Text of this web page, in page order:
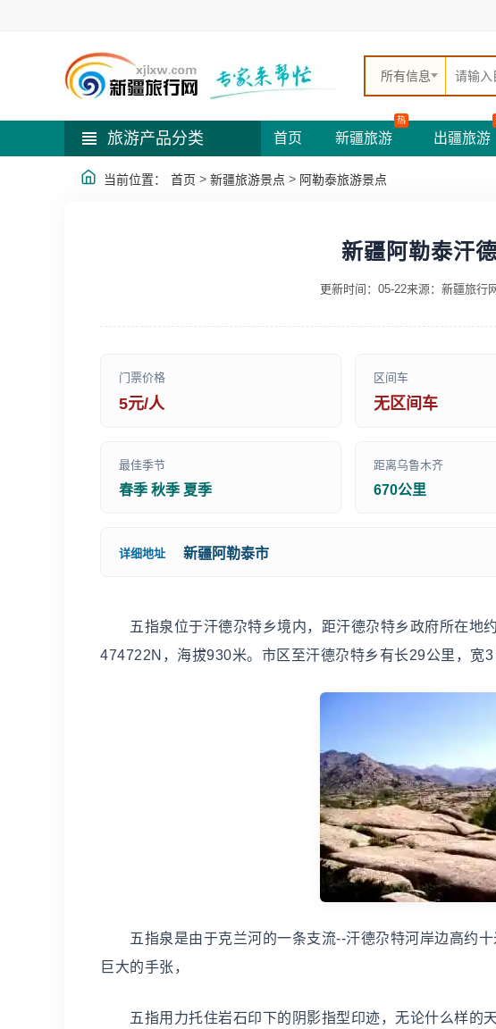
所有信息
旅游产品分类 首页 新疆旅游
热
出疆旅游
当前位置： 首页 > 新疆旅游景点 > 阿勒泰旅游景点
新疆阿勒泰汗
更新时间：05-22来源：新疆旅行
门票价格
5元/人
区间车
无区间车
最佳季节
春季 秋季 夏季
距离乌鲁木齐
670公里
详细地址 新疆阿勒泰市
五指泉位于汗德尕特乡境内，距汗德尕特乡政府所在地
474722N，海拔930米。市区至汗德尕特乡有长29公里，宽3
五指泉是由于克兰河的一条支流--汗德尕特河岸边高约十
巨大的手张，
五指用力托住岩石印下的阴影指型印迹，无论什么样的